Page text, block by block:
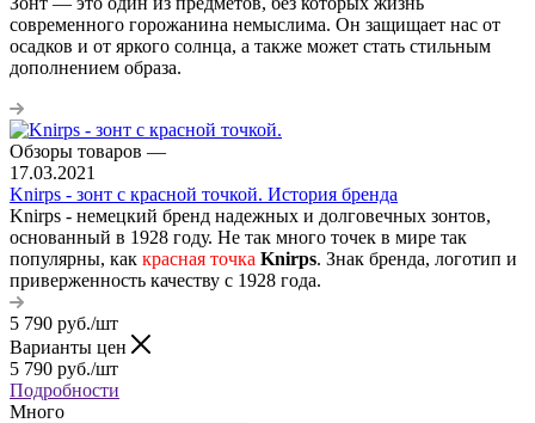
современного горожанина немыслима. Он защищает нас от
осадков и от яркого солнца, а также может стать стильным
дополнением образа.
Обзоры товаров —
17.03.2021
Knirps - зонт с красной точкой. История бренда
Knirps - немецкий бренд надежных и долговечных зонтов,
основанный в 1928 году. Не так много точек в мире так
популярны, как красная точка Knirps. Знак бренда, логотип и
приверженность качеству с 1928 года.
5 790 руб./шт
Варианты цен
5 790 руб./шт
Подробности
Много